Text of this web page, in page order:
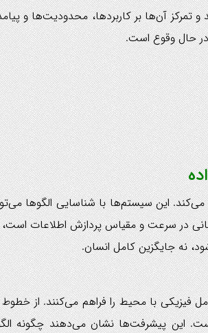
آن‌ها بر کاربردها، محدودیت‌ها و
حال وقوع است.
این سیستم‌ها با شناسایی الگوها
در سرعت و مقیاس پردازش اطلاعات
نه جایگزین کامل انسان.
فیزیکی با محیط را فراهم می‌کنند. از
پیشرفت‌ها نشان می‌دهند چگونه